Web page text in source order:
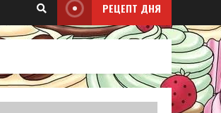
РЕЦЕПТ ДНЯ